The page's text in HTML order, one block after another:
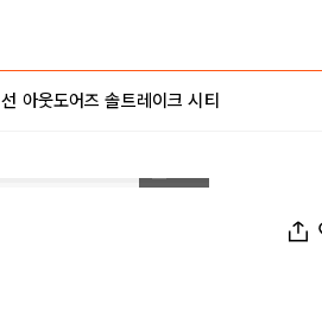
선 아웃도어즈 솔트레이크 시티